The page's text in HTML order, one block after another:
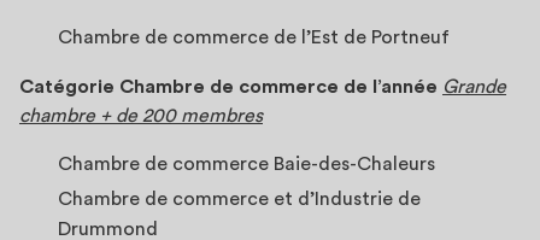
Chambre de commerce de l’Est de Portneuf
Catégorie Chambre de commerce de l’année Grande
chambre + de 200membres
Chambre de commerce Baie-des-Chaleurs
Chambre de commerce et d’Industrie de
Drummond